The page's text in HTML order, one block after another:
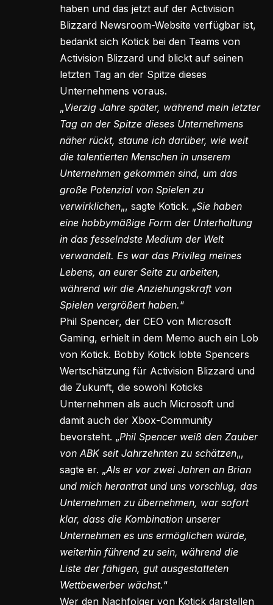
haben und das jetzt auf der Activision
Blizzard Newsroom-Website verfügbar ist,
bedankt sich Kotick bei den Teams von
Activision Blizzard und blickt auf seinen
letzten Tag an der Spitze dieses
Unternehmens voraus.
„Vierzig Jahre später, während mein letzter
Tag an der Spitze dieses Unternehmens
näher rückt, staune ich darüber, wie weit
die talentierten Menschen in unserem
Unternehmen gekommen sind, um das
große Potenzial von Spielen zu
verwirklichen„, sagte Kotick. „Sie haben
eine hobbymäßige Form der Unterhaltung
in das fesselndste Medium der Welt
verwandelt. Es war das Privileg meines
Lebens, an eurer Seite zu arbeiten,
während wir die Anziehungskraft von
Spielen vergrößert haben.“
Phil Spencer, der CEO von Microsoft
Gaming, erhielt in dem Memo auch ein Lob
von Kotick. Bobby Kotick lobte Spencers
Wertschätzung für Activision Blizzard und
die Zukunft, die sowohl Koticks
Unternehmen als auch Microsoft und
damit auch der Xbox-Community
bevorsteht. „Phil Spencer weiß den Zauber
von ABK seit Jahrzehnten zu schätzen„,
sagte er. „Als er vor zwei Jahren an Brian
und mich herantrat und uns vorschlug, das
Unternehmen zu übernehmen, war sofort
klar, dass die Kombination unserer
Unternehmen es uns ermöglichen würde,
weiterhin führend zu sein, während die
Liste der fähigen, gut ausgestatteten
Wettbewerber wächst.“
Wer den Nachfolger von Kotick darstellen